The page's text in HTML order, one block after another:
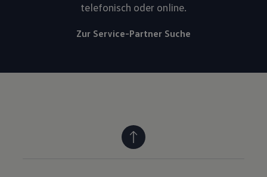
telefonisch oder online.
Zur Service-Partner Suche